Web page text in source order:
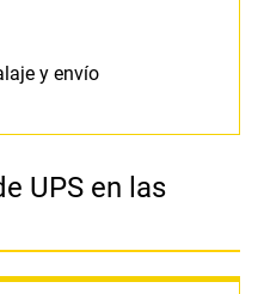
y envío
UPS en las